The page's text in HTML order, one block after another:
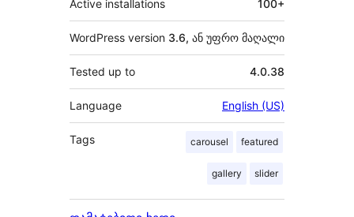
Active installations 100+
WordPress version 3.6, ან უფრო მაღალი
Tested up to 4.0.38
Language English (US)
Tags carousel featured
gallery slider